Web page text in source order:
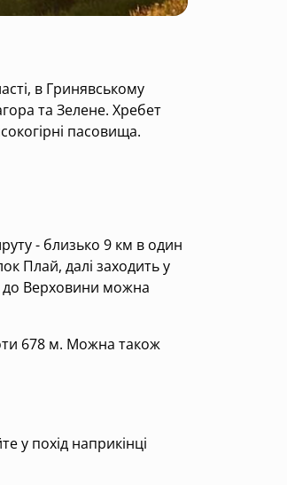
в Гринявському
та Зелене. Хребет
пасовища.
- близько 9 км в один
Плай, далі заходить у
до Верховини можна
678 м. Можна також
у похід наприкінці